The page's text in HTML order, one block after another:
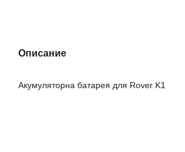
Описание
Aкумуляторна батарея для Rover K1